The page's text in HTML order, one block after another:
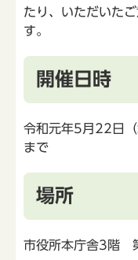
たり、いただいた
す。
開催日時
令和元年5月22日
まで
場所
市役所本庁舎3階